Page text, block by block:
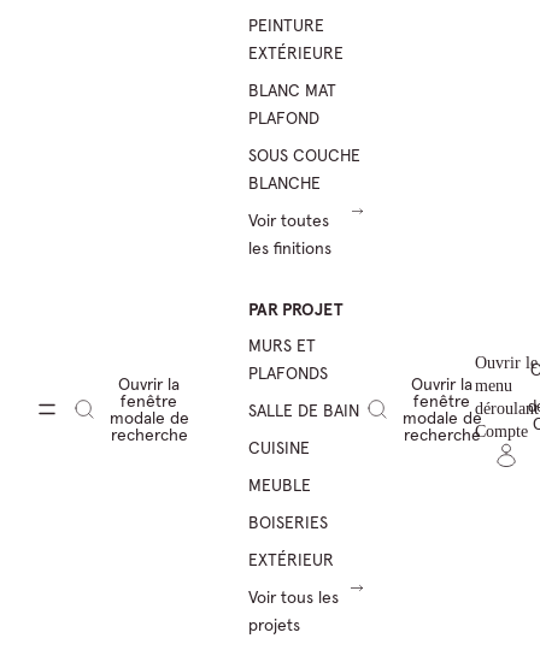
Ouvrir la
fenêtre
modale de
recherche
PEINTURE
EXTÉRIEURE
BLANC MAT
PLAFOND
SOUS COUCHE
BLANCHE
Voir toutes
les finitions
PAR PROJET
MURS ET
PLAFONDS
SALLE DE BAIN
CUISINE
MEUBLE
BOISERIES
EXTÉRIEUR
Voir tous les
projets
Ouvrir la
fenêtre
modale de
recherche
Ouvrir le
menu
déroulant
Compte